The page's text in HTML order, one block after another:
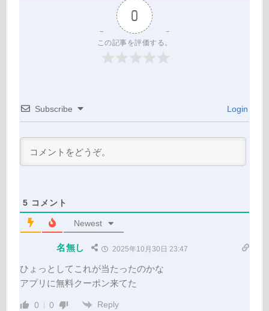
0
この記事を評価する。
Subscribe Login
5 コメント
Newest
名無し 2025年10月30日 23:47
ひょっとしてこれが当たったのかな
アプリに無料クーポン来てた
0 0 Reply